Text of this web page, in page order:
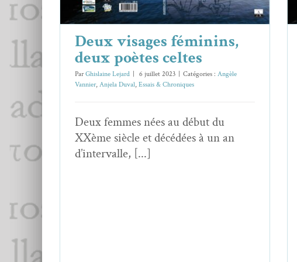
Deux visages féminins,
deux poètes celtes
ParGhislaine Lejard 6 juillet 2023 Catégories : Angèle
Vannier, Anjela Duval, Essais & Chroniques
Deux femmes nées au début du
XXème siècle et décédées à un an
d’intervalle, [...]